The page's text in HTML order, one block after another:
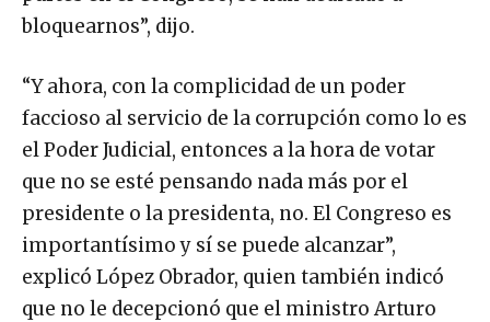
bloquearnos”, dijo.
“Y ahora, con la complicidad de un poder
faccioso al servicio de la corrupción como lo es
el Poder Judicial, entonces a la hora de votar
que no se esté pensando nada más por el
presidente o la presidenta, no. El Congreso es
importantísimo y sí se puede alcanzar”,
explicó López Obrador, quien también indicó
que no le decepcionó que el ministro Arturo